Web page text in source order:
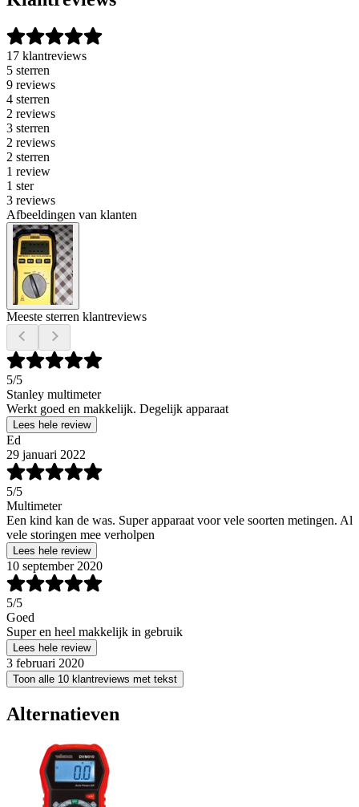
17 klantreviews
5 sterren
9 reviews
4 sterren
2 reviews
3 sterren
2 reviews
2 sterren
1 review
1 ster
3 reviews
Afbeeldingen van klanten
Meeste sterren klantreviews
5/5
Stanley multimeter
Werkt goed en makkelijk. Degelijk apparaat
Lees hele review
Ed
29 januari 2022
5/5
Multimeter
Een kind kan de was. Super apparaat voor vele soorten metingen. Al
vele storingen mee verholpen
Lees hele review
10 september 2020
5/5
Goed
Super en heel makkelijk in gebruik
Lees hele review
3 februari 2020
Toon alle 10 klantreviews met tekst
Alternatieven